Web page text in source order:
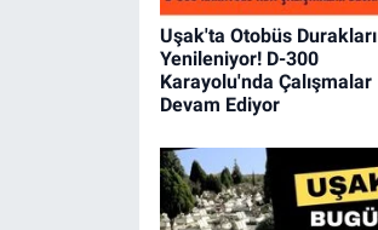
Uşak'ta Otobüs Durakları
Yenileniyor! D-300
Karayolu'nda Çalışmalar
Devam Ediyor